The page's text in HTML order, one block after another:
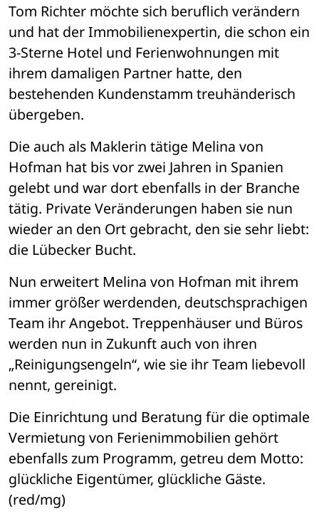
Tom Richter möchte sich beruflich verändern
und hat der Immobilienexpertin, die schon ein
3-Sterne Hotel und Ferienwohnungen mit
ihrem damaligen Partner hatte, den
bestehenden Kundenstamm treuhänderisch
übergeben.
Die auch als Maklerin tätige Melina von
Hofman hat bis vor zwei Jahren in Spanien
gelebt und war dort ebenfalls in der Branche
tätig. Private Veränderungen haben sie nun
wieder an den Ort gebracht, den sie sehr liebt:
die Lübecker Bucht.
Nun erweitert Melina von Hofman mit ihrem
immer größer werdenden, deutschsprachigen
Team ihr Angebot. Treppenhäuser und Büros
werden nun in Zukunft auch von ihren
„Reinigungsengeln“, wie sie ihr Team liebevoll
nennt, gereinigt.
Die Einrichtung und Beratung für die optimale
Vermietung von Ferienimmobilien gehört
ebenfalls zum Programm, getreu dem Motto:
glückliche Eigentümer, glückliche Gäste.
(red/mg)